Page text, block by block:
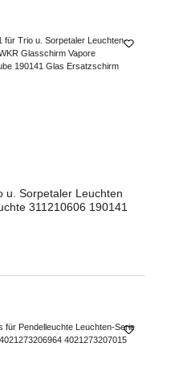
u. Sorpetaler Leuchten
311210606 190141